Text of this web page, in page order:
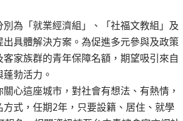
為「就業經濟組」、「社福文教組」及
具體解決方案。為促進多元參與及政策
家族群的青年保障名額，期望吸引來自
勃活力。
心這座城市，對社會有想法、有熱情，
式，任期2年，只要設籍、居住、就學